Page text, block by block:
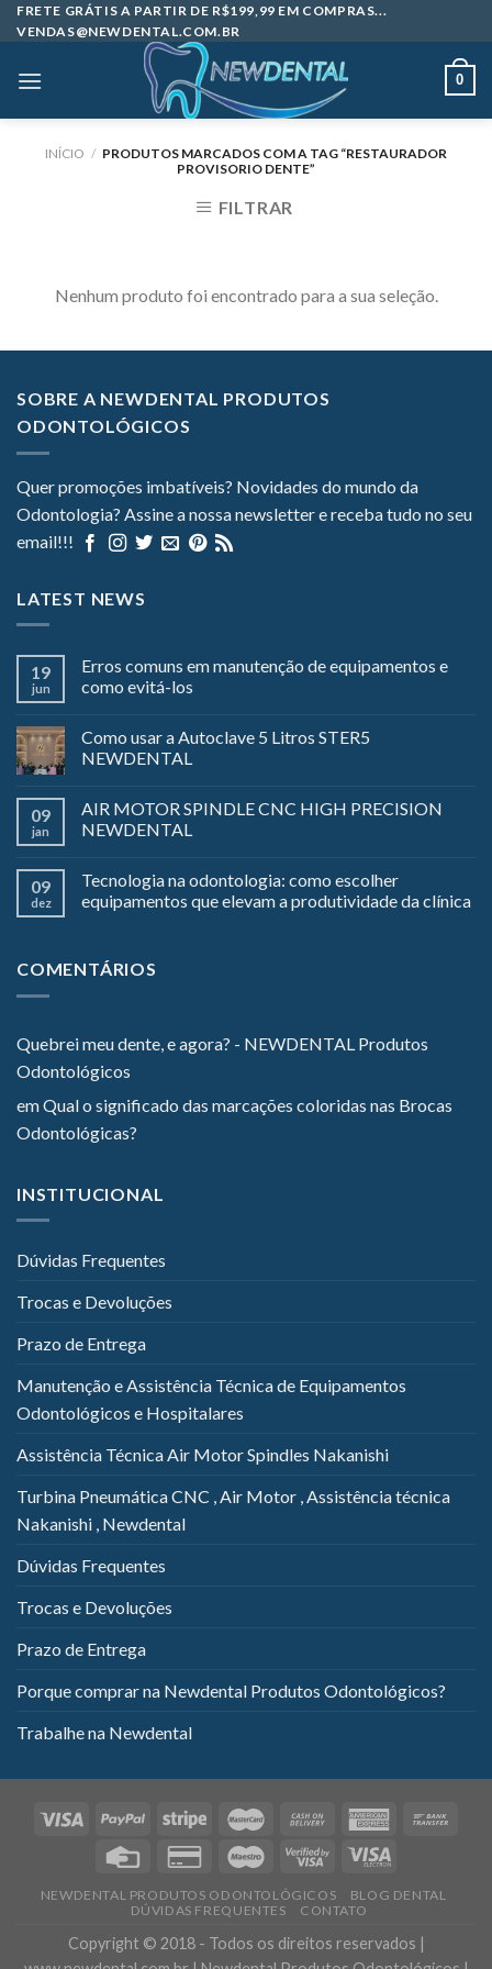
Skip
to
FRETE GRÁTIS A PARTIR DE R$199,99 EM COMPRAS...
VENDAS@NEWDENTAL.COM.BR
0
INÍCIO / PRODUTOS MARCADOS COM A TAG “RESTAURADOR
PROVISORIO DENTE”
FILTRAR
Nenhum produto foi encontrado para a sua seleção.
SOBRE A NEWDENTAL PRODUTOS
ODONTOLÓGICOS
Quer promoções imbatíveis? Novidades do mundo da
Odontologia? Assine a nossa newsletter e receba tudo no seu
email!!!
LATEST NEWS
19
jun
Erros comuns em manutenção de equipamentos e
como evitá-los
Como usar a Autoclave 5 Litros STER5
NEWDENTAL
09
jan
AIR MOTOR SPINDLE CNC HIGH PRECISION
NEWDENTAL
09
dez
Tecnologia na odontologia: como escolher
equipamentos que elevam a produtividade da clínica
COMENTÁRIOS
Quebrei meu dente, e agora? - NEWDENTAL Produtos
Odontológicos
emQual o significado das marcações coloridas nas Brocas
Odontológicas?
INSTITUCIONAL
Dúvidas Frequentes
Trocas e Devoluções
Prazo de Entrega
Manutenção e Assistência Técnica de Equipamentos
Odontológicos e Hospitalares
Assistência Técnica Air Motor Spindles Nakanishi
Turbina Pneumática CNC , Air Motor , Assistência técnica
Nakanishi , Newdental
Dúvidas Frequentes
Trocas e Devoluções
Prazo de Entrega
Porque comprar na Newdental Produtos Odontológicos?
Trabalhe na Newdental
NEWDENTAL PRODUTOS ODONTOLÓGICOS
BLOG DENTAL
DÚVIDAS FREQUENTES
CONTATO
Copyright © 2018 - Todos os direitos reservados |